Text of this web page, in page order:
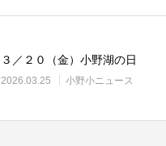
３／２０（金）小野湖の日
2026.03.25 小野小ニュース